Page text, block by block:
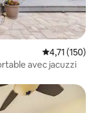
Évaluation
4,71 (150)
avec jacuzzi